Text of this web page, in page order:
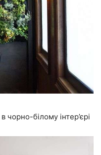
чорно-білому інтер’єрі